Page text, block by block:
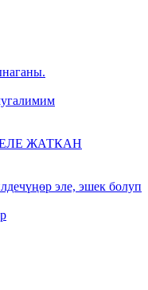
ЖАТКАН
эле, эшек болуп